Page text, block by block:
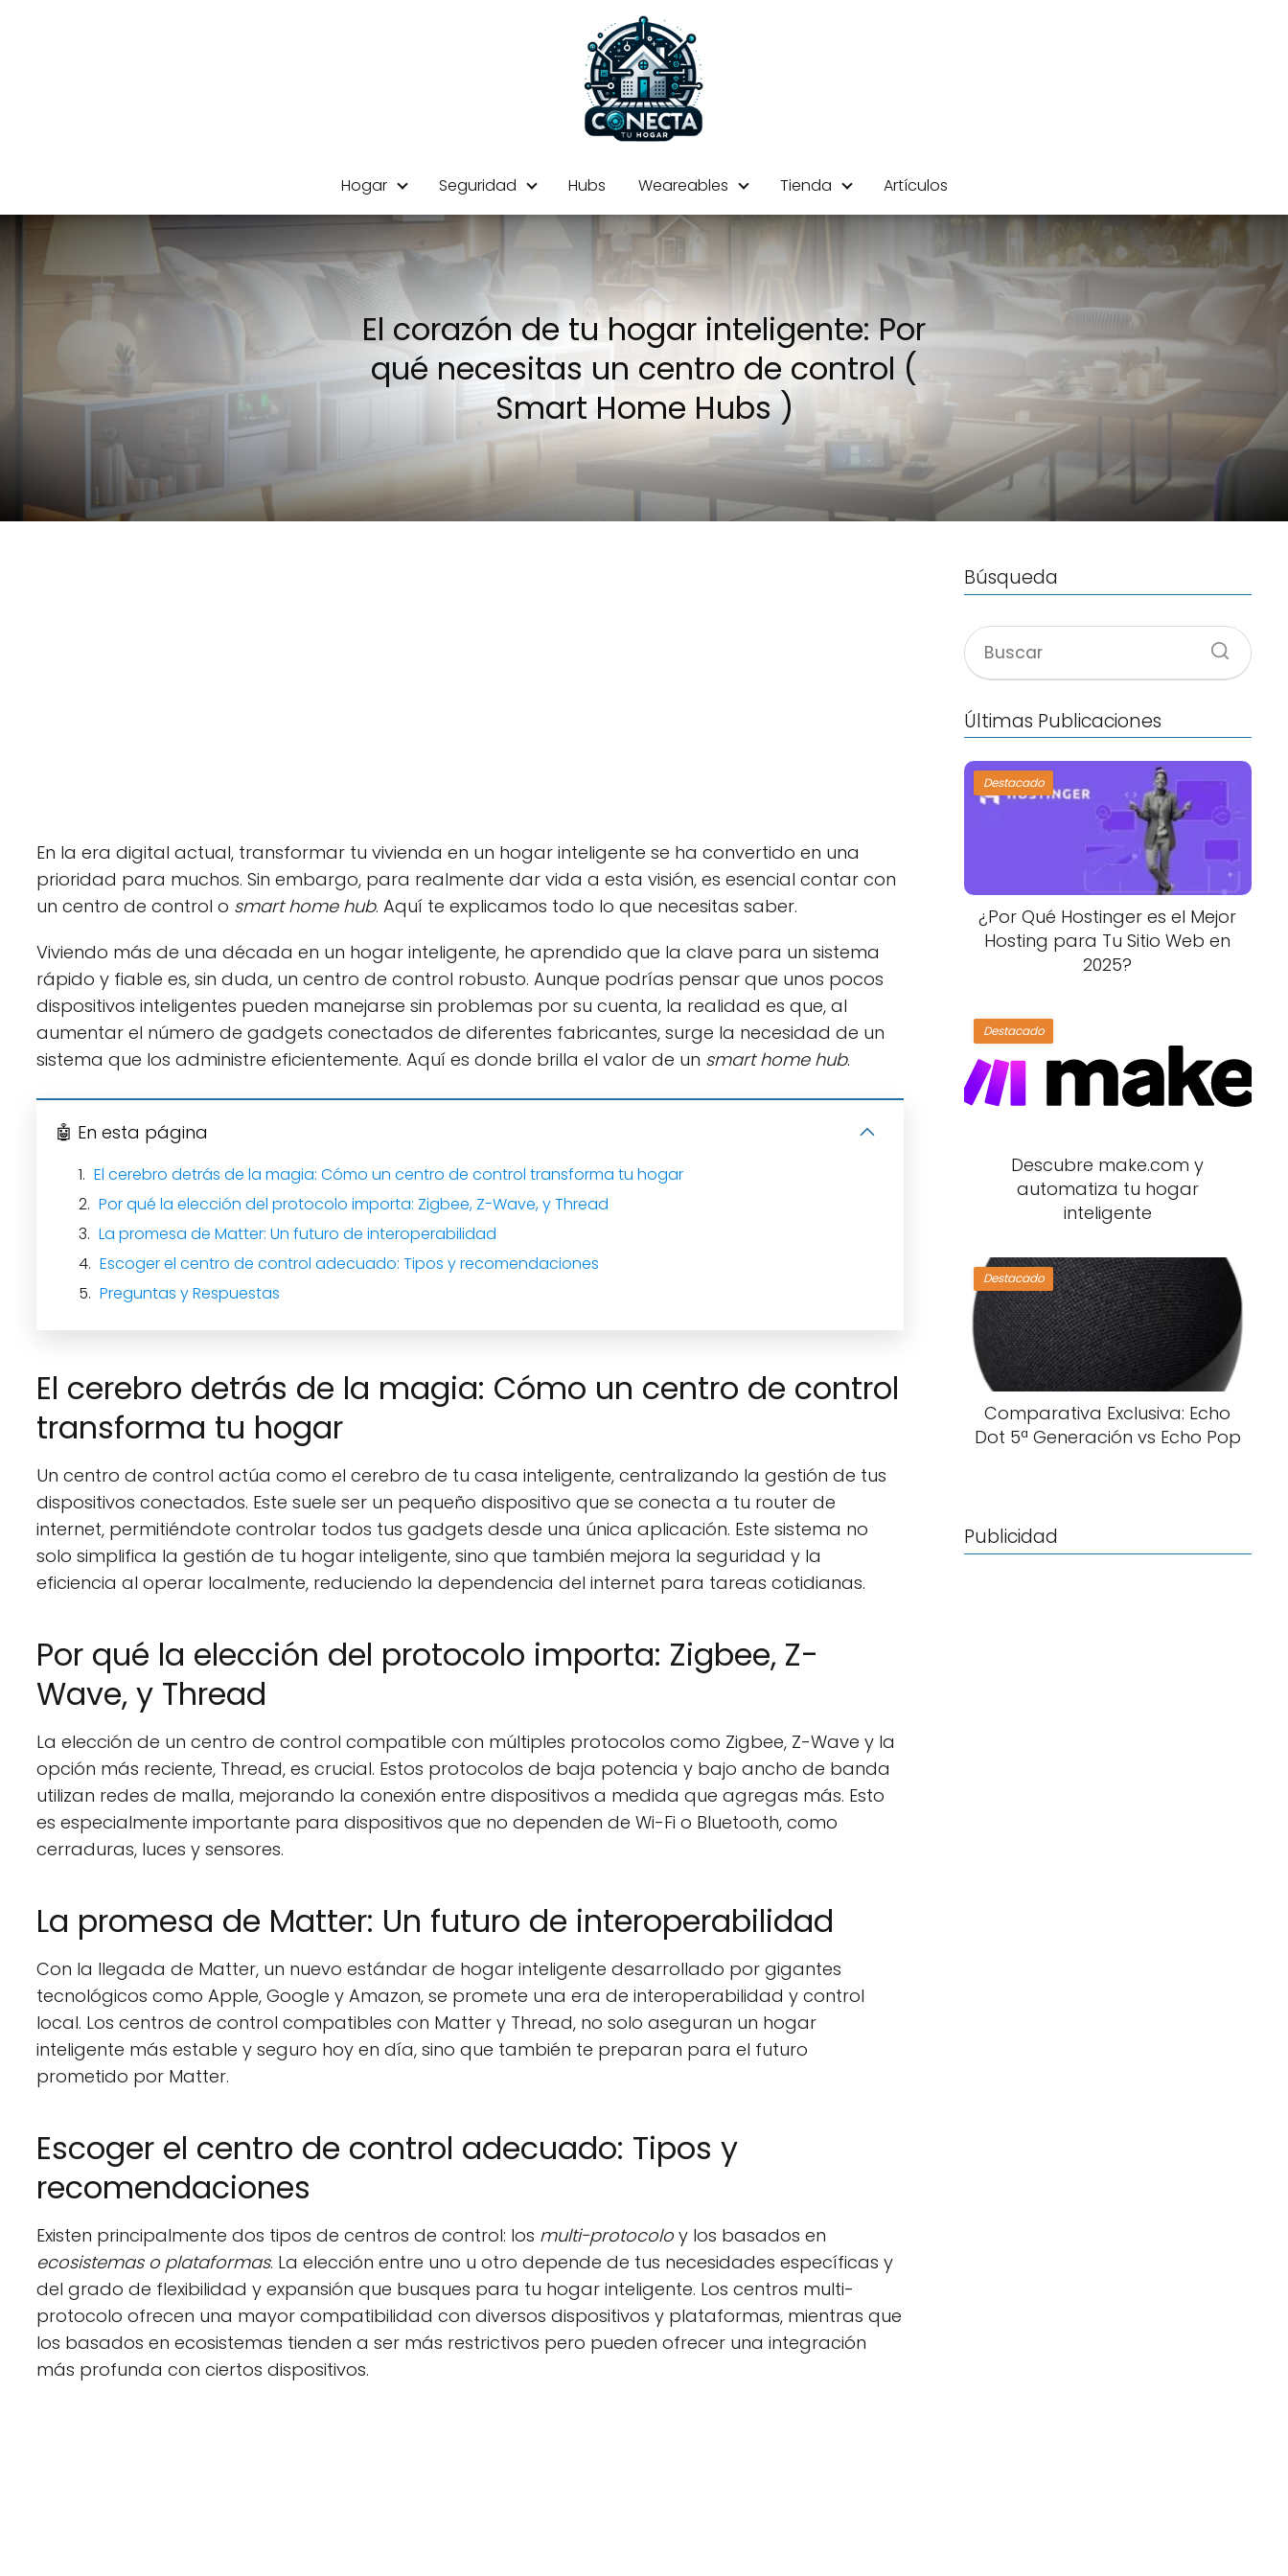
Hogar Seguridad Hubs Weareables Tienda Artículos
El corazón de tu hogar inteligente: Por
qué necesitas un centro de control (
Smart Home Hubs )
En la era digital actual, transformar tu vivienda en un hogar inteligente se ha convertido en una
prioridad para muchos. Sin embargo, para realmente dar vida a esta visión, es esencial contar con
un centro de control o smart home hub. Aquí te explicamos todo lo que necesitas saber.
Viviendo más de una década en un hogar inteligente, he aprendido que la clave para un sistema
rápido y fiable es, sin duda, un centro de control robusto. Aunque podrías pensar que unos pocos
dispositivos inteligentes pueden manejarse sin problemas por su cuenta, la realidad es que, al
aumentar el número de gadgets conectados de diferentes fabricantes, surge la necesidad de un
sistema que los administre eficientemente. Aquí es donde brilla el valor de un smart home hub.
🤖 En esta página
El cerebro detrás de la magia: Cómo un centro de control transforma tu hogar
Por qué la elección del protocolo importa: Zigbee, Z-Wave, y Thread
La promesa de Matter: Un futuro de interoperabilidad
Escoger el centro de control adecuado: Tipos y recomendaciones
Preguntas y Respuestas
El cerebro detrás de la magia: Cómo un centro de control
transforma tu hogar
Un centro de control actúa como el cerebro de tu casa inteligente, centralizando la gestión de tus
dispositivos conectados. Este suele ser un pequeño dispositivo que se conecta a tu router de
internet, permitiéndote controlar todos tus gadgets desde una única aplicación. Este sistema no
solo simplifica la gestión de tu hogar inteligente, sino que también mejora la seguridad y la
eficiencia al operar localmente, reduciendo la dependencia del internet para tareas cotidianas.
Por qué la elección del protocolo importa: Zigbee, Z-
Wave, y Thread
La elección de un centro de control compatible con múltiples protocolos como Zigbee, Z-Wave y la
opción más reciente, Thread, es crucial. Estos protocolos de baja potencia y bajo ancho de banda
utilizan redes de malla, mejorando la conexión entre dispositivos a medida que agregas más. Esto
es especialmente importante para dispositivos que no dependen de Wi-Fi o Bluetooth, como
cerraduras, luces y sensores.
La promesa de Matter: Un futuro de interoperabilidad
Con la llegada de Matter, un nuevo estándar de hogar inteligente desarrollado por gigantes
tecnológicos como Apple, Google y Amazon, se promete una era de interoperabilidad y control
local. Los centros de control compatibles con Matter y Thread, no solo aseguran un hogar
inteligente más estable y seguro hoy en día, sino que también te preparan para el futuro
prometido por Matter.
Escoger el centro de control adecuado: Tipos y
recomendaciones
Existen principalmente dos tipos de centros de control: los multi-protocolo y los basados en
ecosistemas o plataformas. La elección entre uno u otro depende de tus necesidades específicas y
del grado de flexibilidad y expansión que busques para tu hogar inteligente. Los centros multi-
protocolo ofrecen una mayor compatibilidad con diversos dispositivos y plataformas, mientras que
los basados en ecosistemas tienden a ser más restrictivos pero pueden ofrecer una integración
más profunda con ciertos dispositivos.
Búsqueda
Últimas Publicaciones
Destacado
¿Por Qué Hostinger es el Mejor
Hosting para Tu Sitio Web en
2025?
Destacado
Descubre make.com y
automatiza tu hogar
inteligente
Destacado
Comparativa Exclusiva: Echo
Dot 5ª Generación vs Echo Pop
Publicidad